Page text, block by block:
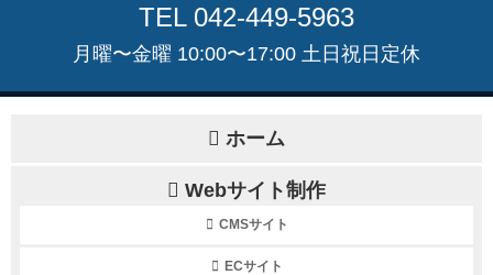
TEL 042-449-5963
月曜〜金曜 10:00〜17:00 土日祝日定休
ホーム
Webサイト制作
CMSサイト
ECサイト